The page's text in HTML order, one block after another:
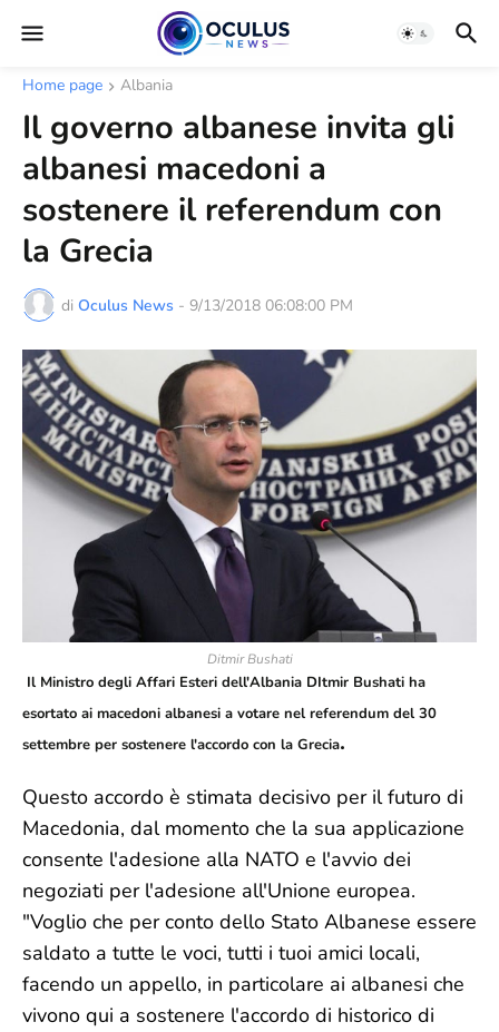
Home page Albania
Il governo albanese invita gli
albanesi macedoni a
sostenere il referendum con
la Grecia
di Oculus News - 9/13/2018 06:08:00 PM
Ditmir Bushati
Il Ministro degli Affari Esteri dell'Albania DItmir Bushati ha
esortato ai macedoni albanesi a votare nel referendum del 30
settembre per sostenere l'accordo con la Grecia.
Questo accordo è stimata decisivo per il futuro di
Macedonia, dal momento che la sua applicazione
consente l'adesione alla NATO e l'avvio dei
negoziati per l'adesione all'Unione europea.
"Voglio che per conto dello Stato Albanese essere
saldato a tutte le voci, tutti i tuoi amici locali,
facendo un appello, in particolare ai albanesi che
vivono qui a sostenere l'accordo di historico di